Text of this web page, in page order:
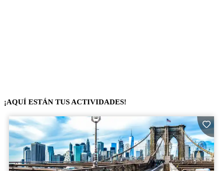
¡AQUÍ ESTÁN TUS ACTIVIDADES!